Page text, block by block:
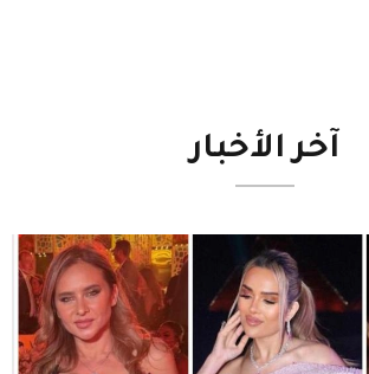
آخر الأخبار